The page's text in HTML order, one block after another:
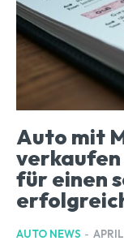
Auto mit
für einen
AUTO NEWS -